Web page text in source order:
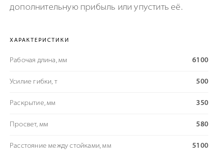
дополнительную прибыль или упустить её.
ХАРАКТЕРИСТИКИ
Рабочая длина, мм 6100
Усилие гибки, т 500
Раскрытие, мм 350
Просвет, мм 580
Расстояние между стойками, мм 5100